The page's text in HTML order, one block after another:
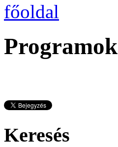
főoldal
Programok
Keresés